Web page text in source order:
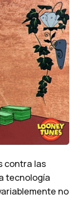
contra las
tecnología
no